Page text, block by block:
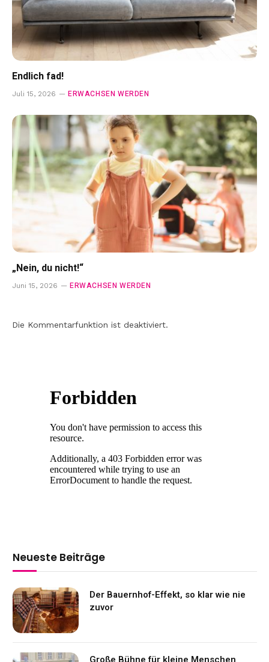
Endlich fad!
Juli 15, 2026 ERWACHSEN WERDEN
„Nein, du nicht!“
Juni 15, 2026 ERWACHSEN WERDEN
Die Kommentarfunktion ist deaktiviert.
Neueste Beiträge
Der Bauernhof-Effekt, so klar wie nie
zuvor